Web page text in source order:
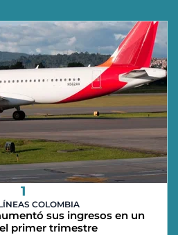
1
COLOMBIA
sus ingresos en un
el primer trimestre